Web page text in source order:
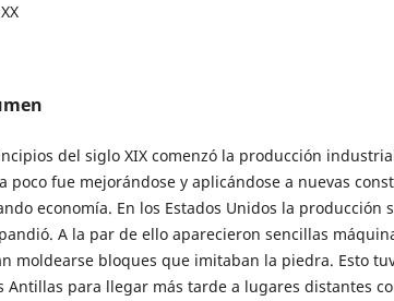
del siglo XIX comenzó la producción
poco fue mejorándose y aplicándose a nuevas
economía. En los Estados Unidos la producción
A la par de ello aparecieron sencillas
moldearse bloques que imitaban la piedra. Esto
Antillas para llegar más tarde a lugares distantes